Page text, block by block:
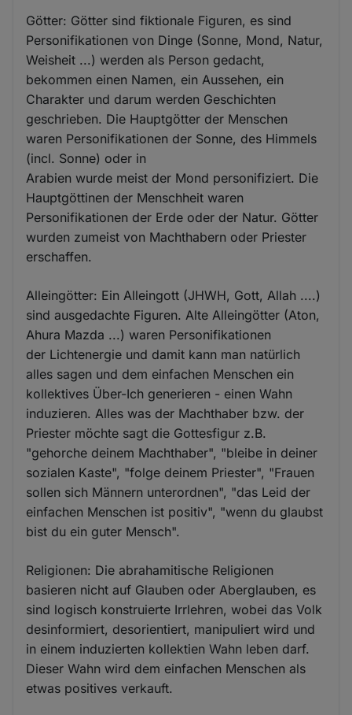
Götter: Götter sind fiktionale Figuren, es sind
Personifikationen von Dinge (Sonne, Mond, Natur,
Weisheit ...) werden als Person gedacht,
bekommen einen Namen, ein Aussehen, ein
Charakter und darum werden Geschichten
geschrieben. Die Hauptgötter der Menschen
waren Personifikationen der Sonne, des Himmels
(incl. Sonne) oder in
Arabien wurde meist der Mond personifiziert. Die
Hauptgöttinen der Menschheit waren
Personifikationen der Erde oder der Natur. Götter
wurden zumeist von Machthabern oder Priester
erschaffen.
Alleingötter: Ein Alleingott (JHWH, Gott, Allah ....)
sind ausgedachte Figuren. Alte Alleingötter (Aton,
Ahura Mazda ...) waren Personifikationen
der Lichtenergie und damit kann man natürlich
alles sagen und dem einfachen Menschen ein
kollektives Über-Ich generieren - einen Wahn
induzieren. Alles was der Machthaber bzw. der
Priester möchte sagt die Gottesfigur z.B.
"gehorche deinem Machthaber", "bleibe in deiner
sozialen Kaste", "folge deinem Priester", "Frauen
sollen sich Männern unterordnen", "das Leid der
einfachen Menschen ist positiv", "wenn du glaubst
bist du ein guter Mensch".
Religionen: Die abrahamitische Religionen
basieren nicht auf Glauben oder Aberglauben, es
sind logisch konstruierte Irrlehren, wobei das Volk
desinformiert, desorientiert, manipuliert wird und
in einem induzierten kollektien Wahn leben darf.
Dieser Wahn wird dem einfachen Menschen als
etwas positives verkauft.